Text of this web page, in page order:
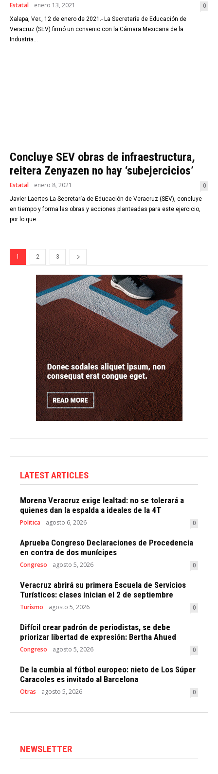
Estatal enero 13, 2021 0
Xalapa, Ver., 12 de enero de 2021.- La Secretaría de Educación de
Veracruz (SEV) firmó un convenio con la Cámara Mexicana de la
Industria...
Concluye SEV obras de infraestructura,
reitera Zenyazen no hay ‘subejercicios’
Estatal enero 8, 2021 0
Javier Laertes La Secretaría de Educación de Veracruz (SEV), concluye
en tiempo y forma las obras y acciones planteadas para este ejercicio,
por lo que...
1 2 3
LATEST ARTICLES
Morena Veracruz exige lealtad: no se tolerará a
quienes dan la espalda a ideales de la 4T
Politica agosto 6, 2026 0
Aprueba Congreso Declaraciones de Procedencia
en contra de dos munícipes
Congreso agosto 5, 2026 0
Veracruz abrirá su primera Escuela de Servicios
Turísticos: clases inician el 2 de septiembre
Turismo agosto 5, 2026 0
Difícil crear padrón de periodistas, se debe
priorizar libertad de expresión: Bertha Ahued
Congreso agosto 5, 2026 0
De la cumbia al fútbol europeo: nieto de Los Súper
Caracoles es invitado al Barcelona
Otras agosto 5, 2026 0
NEWSLETTER